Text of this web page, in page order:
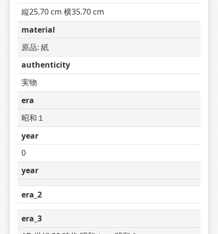
縦25.70 cm 横35.70 cm
material
原品: 紙
authenticity
実物
era
昭和１
year
0
year
era_2
era_3